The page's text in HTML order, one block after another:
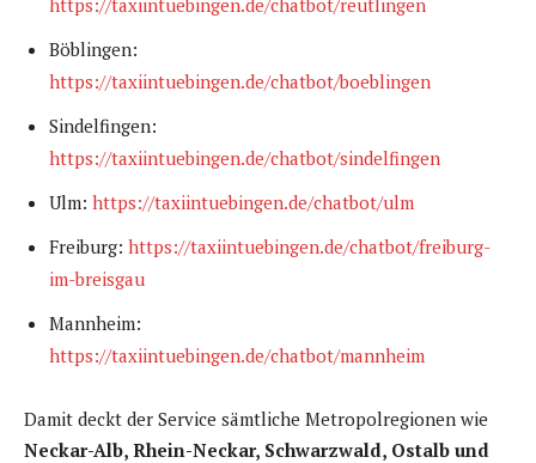
Böblingen:
https://taxiintuebingen.de/chatbot/boeblingen
Sindelfingen:
https://taxiintuebingen.de/chatbot/sindelfingen
Ulm: https://taxiintuebingen.de/chatbot/ulm
Freiburg: https://taxiintuebingen.de/chatbot/freiburg-
im-breisgau
Mannheim:
https://taxiintuebingen.de/chatbot/mannheim
Damit deckt der Service sämtliche Metropolregionen wie
Neckar-Alb, Rhein-Neckar, Schwarzwald, Ostalb und